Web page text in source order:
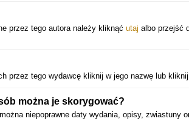
przez tego autora należy kliknąć utaj albo przejść
przez tego wydawcę kliknij w jego nazwę lub kliknij
można je skorygować?
niepoprawne daty wydania, opisy, zwiastuny